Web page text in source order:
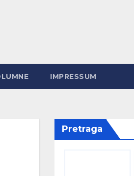
IMPRESSUM
Pretraga